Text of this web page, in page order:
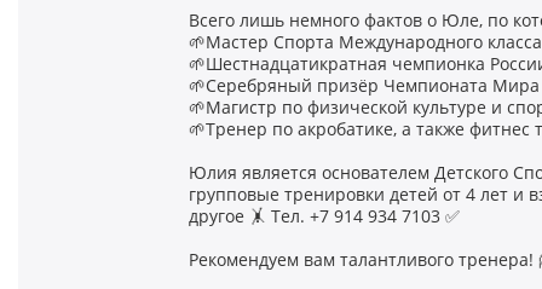
Всего лишь немного фактов о Юле, по
🌱Мастер Спорта Международного
🌱Шестнадцатикратная чемпионка
🌱Серебряный призёр Чемпионата
🌱Магистр по физической культуре и
🌱Тренер по акробатике, а также фитнес
Юлия является основателем Детского
групповые тренировки детей от 4 лет и
другое 🤸 Тел. +7 914 934 7103 ✅
Рекомендуем вам талантливого тренера!